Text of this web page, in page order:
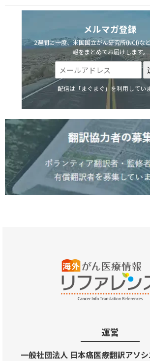
メルマガ登録
2週間に一度、米国国立がん研究所(NCI)な
報をまとめてお届けします。
配信は「まぐまぐ」を利用していま
運営
一般社団法人 日本癌医療翻訳アソ